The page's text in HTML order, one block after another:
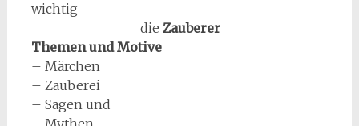
wichtig
die Zauberer
Themen und Motive
– Märchen
– Zauberei
– Sagen und